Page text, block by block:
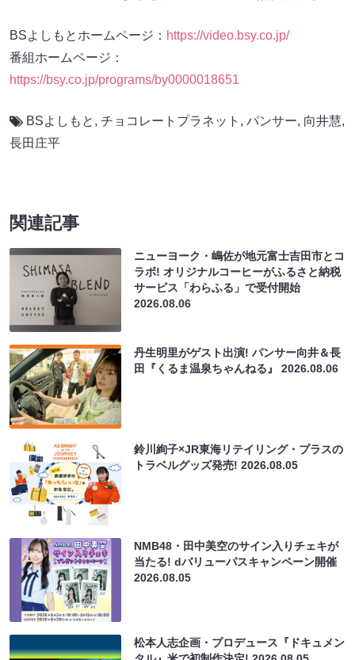
BSよしもとホームページ： https://video.bsy.co.jp/
番組ホームページ：
https://bsy.co.jp/programs/by0000018651
BSよしもと , チョコレートプラネット , パンサー, 向井慧,
長田庄平
関連記事
ニューヨーク・嶋佐が地元富士吉田市とコ
ラボ! オリジナルコーヒーがふるさと納税
サービス「わらふる」で受付開始
2026.08.06
丹生明里がゲスト出演! パンサー向井＆長
田『くるま温泉ちゃんねる』2026.08.06
鈴川絢子×JR東海リテイリング・プラスの
トラベルグッズ発売!2026.08.05
NMB48・田中美空のサイン入りチェキが
当たる! dバリューパスキャンペーン開催
2026.08.05
松本人志企画・プロデュース『ドキュメン